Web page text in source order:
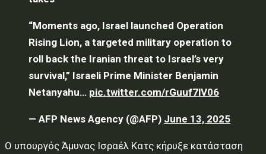
“Moments ago, Israel launched Operation
Rising Lion, a targeted military operation to
roll back the Iranian threat to Israel’s very
survival,” Israeli Prime Minister Benjamin
Netanyahu… pic.twitter.com/rGuuf7lV06
— AFP News Agency (@AFP) June 13, 2025
Ο υπουργός Άμυνας Ισραέλ Κατς κήρυξε κατάσταση